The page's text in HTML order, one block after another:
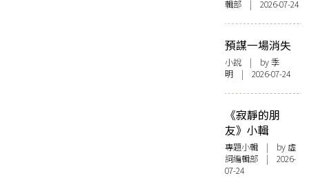
輯部 | 2026-07-24
預謀一場消失
小說 | by 季
明 | 2026-07-24
《寂靜的朋
友》小輯
專題小輯 | by 虛
詞編輯部 | 2026-
07-24